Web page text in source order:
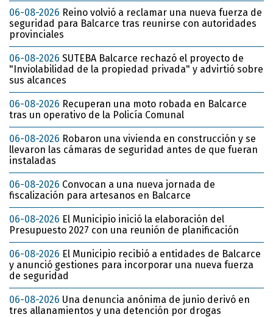
06-08-2026 Reino volvió a reclamar una nueva fuerza de
seguridad para Balcarce tras reunirse con autoridades
provinciales
06-08-2026 SUTEBA Balcarce rechazó el proyecto de
"Inviolabilidad de la propiedad privada" y advirtió sobre
sus alcances
06-08-2026 Recuperan una moto robada en Balcarce
tras un operativo de la Policía Comunal
06-08-2026 Robaron una vivienda en construcción y se
llevaron las cámaras de seguridad antes de que fueran
instaladas
06-08-2026 Convocan a una nueva jornada de
fiscalización para artesanos en Balcarce
06-08-2026 El Municipio inició la elaboración del
Presupuesto 2027 con una reunión de planificación
06-08-2026 El Municipio recibió a entidades de Balcarce
y anunció gestiones para incorporar una nueva fuerza
de seguridad
06-08-2026 Una denuncia anónima de junio derivó en
tres allanamientos y una detención por drogas